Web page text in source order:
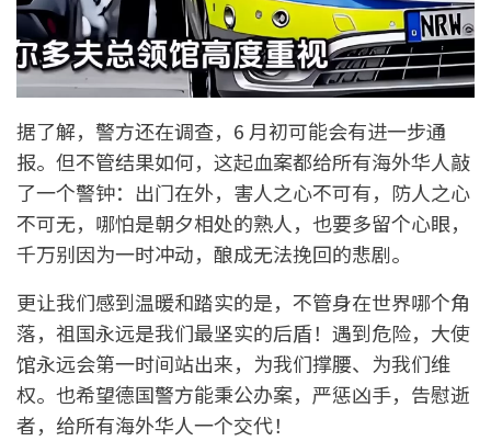
据了解，警方还在调查，6 月初可能会有进一步通
报。但不管结果如何，这起血案都给所有海外华人敲
了一个警钟：出门在外，害人之心不可有，防人之心
不可无，哪怕是朝夕相处的熟人，也要多留个心眼，
千万别因为一时冲动，酿成无法挽回的悲剧。
更让我们感到温暖和踏实的是，不管身在世界哪个角
落，祖国永远是我们最坚实的后盾！遇到危险，大使
馆永远会第一时间站出来，为我们撑腰、为我们维
权。也希望德国警方能秉公办案，严惩凶手，告慰逝
者，给所有海外华人一个交代！